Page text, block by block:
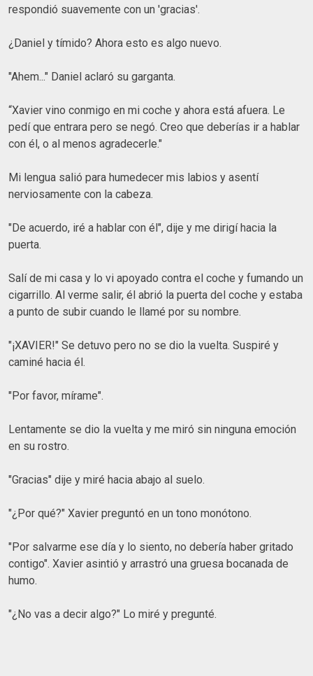
respondió suavemente con un 'gracias'.
¿Daniel y tímido? Ahora esto es algo nuevo.
"Ahem..." Daniel aclaró su garganta.
“Xavier vino conmigo en mi coche y ahora está afuera. Le
pedí que entrara pero se negó. Creo que deberías ir a hablar
con él, o al menos agradecerle."
Mi lengua salió para humedecer mis labios y asentí
nerviosamente con la cabeza.
"De acuerdo, iré a hablar con él", dije y me dirigí hacia la
puerta.
Salí de mi casa y lo vi apoyado contra el coche y fumando un
cigarrillo. Al verme salir, él abrió la puerta del coche y estaba
a punto de subir cuando le llamé por su nombre.
"¡XAVIER!" Se detuvo pero no se dio la vuelta. Suspiré y
caminé hacia él.
"Por favor, mírame".
Lentamente se dio la vuelta y me miró sin ninguna emoción
en su rostro.
"Gracias" dije y miré hacia abajo al suelo.
"¿Por qué?" Xavier preguntó en un tono monótono.
"Por salvarme ese día y lo siento, no debería haber gritado
contigo". Xavier asintió y arrastró una gruesa bocanada de
humo.
"¿No vas a decir algo?" Lo miré y pregunté.